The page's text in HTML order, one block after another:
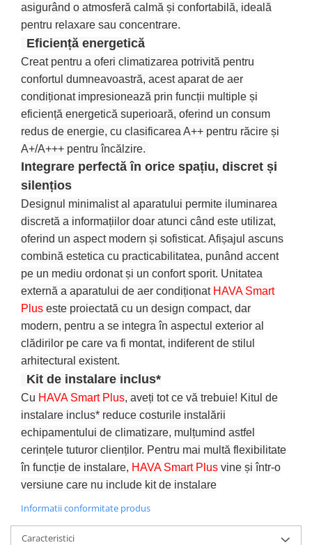
asigurând o atmosferă calmă și confortabilă, ideală
pentru relaxare sau concentrare.
Eficiență energetică
Creat pentru a oferi climatizarea potrivită pentru
confortul dumneavoastră, acest aparat de aer
condiționat impresionează prin funcții multiple și
eficiență energetică superioară, oferind un consum
redus de energie, cu clasificarea A++ pentru răcire și
A+/A+++ pentru încălzire.
Integrare perfectă în orice spațiu, discret și
silențios
Designul minimalist al aparatului permite iluminarea
discretă a informațiilor doar atunci când este utilizat,
oferind un aspect modern și sofisticat. Afișajul ascuns
combină estetica cu practicabilitatea, punând accent
pe un mediu ordonat și un confort sporit. Unitatea
externă a aparatului de aer condiționat HAVA Smart
Plus este proiectată cu un design compact, dar
modern, pentru a se integra în aspectul exterior al
clădirilor pe care va fi montat, indiferent de stilul
arhitectural existent.
Kit de instalare inclus*
Cu HAVA Smart Plus, aveți tot ce vă trebuie! Kitul de
instalare inclus* reduce costurile instalării
echipamentului de climatizare, mulțumind astfel
cerințele tuturor clienților. Pentru mai multă flexibilitate
în funcție de instalare, HAVA Smart Plus vine și într-o
versiune care nu include kit de instalare
Informatii conformitate produs
Caracteristici